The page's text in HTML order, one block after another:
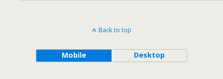
Back to top
Mobile Desktop